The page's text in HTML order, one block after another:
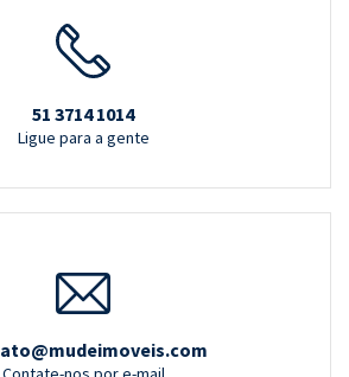
51 3714 1014
Ligue para a gente